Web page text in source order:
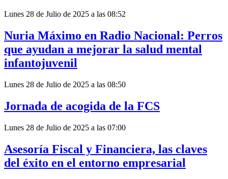
Lunes 28 de Julio de 2025 a las 08:52
Nuria Máximo en Radio Nacional: Perros
que ayudan a mejorar la salud mental
infantojuvenil
Lunes 28 de Julio de 2025 a las 08:50
Jornada de acogida de la FCS
Lunes 28 de Julio de 2025 a las 07:00
Asesoría Fiscal y Financiera, las claves
del éxito en el entorno empresarial